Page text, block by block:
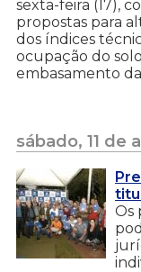
sexta-feira (17),
propostas para
dos índices
ocupação do
embasamento
sábado, 11 de
Os